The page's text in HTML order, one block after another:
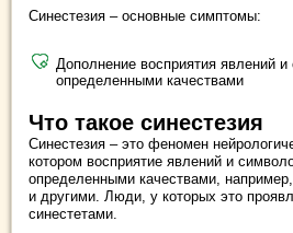
Синестезия – основные симптомы:
Дополнение восприятия явлений
определенными качествами
Что такое синестезия
Синестезия – это феномен
котором восприятие явлений и
определенными качествами,
и другими. Люди, у которых это
синестетами.